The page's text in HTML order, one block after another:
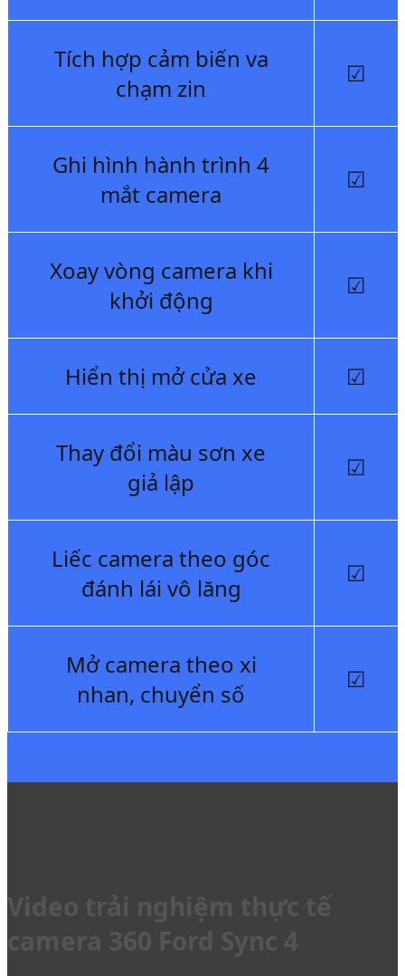
Tích hợp cảm biến va
chạm zin
☑
Ghi hình hành trình 4
mắt camera
☑
Xoay vòng camera khi
khởi động
☑
Hiển thị mở cửa xe ☑
Thay đổi màu sơn xe
giả lập
☑
Liếc camera theo góc
đánh lái vô lăng
☑
Mở camera theo xi
nhan, chuyển số
☑